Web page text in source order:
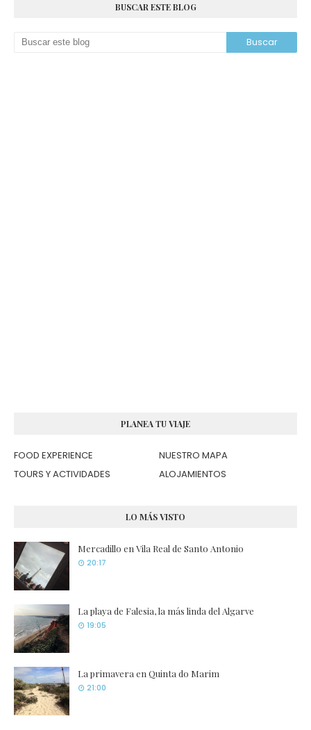
BUSCAR ESTE BLOG
PLANEA TU VIAJE
FOOD EXPERIENCE
NUESTRO MAPA
TOURS Y ACTIVIDADES
ALOJAMIENTOS
LO MÁS VISTO
Mercadillo en Vila Real de Santo Antonio
20:17
La playa de Falesia, la más linda del Algarve
19:05
La primavera en Quinta do Marim
21:00